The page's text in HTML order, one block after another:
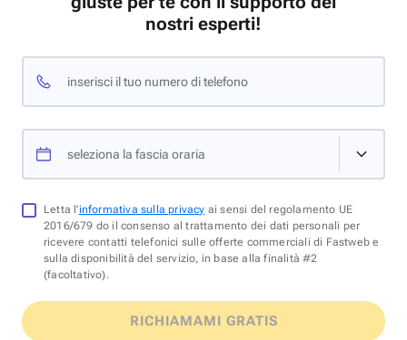
nostri esperti!
inserisci il tuo numero di telefono
seleziona la fascia oraria
Letta l'informativa sulla privacy ai sensi del regolamento UE
2016/679 do il consenso al trattamento dei dati personali per
ricevere contatti telefonici sulle offerte commerciali di Fastweb e
sulla disponibilità del servizio, in base alla finalità #2
(facoltativo).
RICHIAMAMI GRATIS